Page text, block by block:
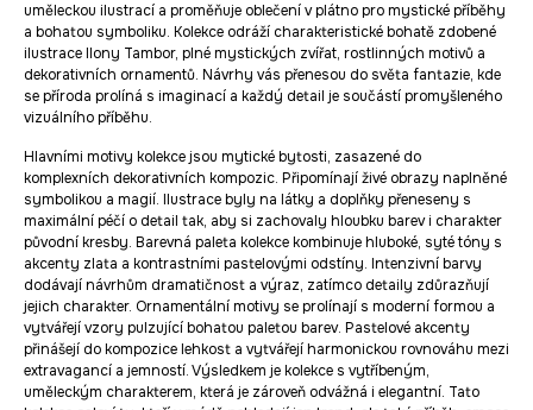
uměleckou ilustrací a proměňuje oblečení v plátno pro mystické příběhy
a bohatou symboliku. Kolekce odráží charakteristické bohatě zdobené
ilustrace Ilony Tambor, plné mystických zvířat, rostlinných motivů a
dekorativních ornamentů. Návrhy vás přenesou do světa fantazie, kde
se příroda prolíná s imaginací a každý detail je součástí promyšleného
vizuálního příběhu.
Hlavními motivy kolekce jsou mytické bytosti, zasazené do
komplexních dekorativních kompozic. Připomínají živé obrazy naplněné
symbolikou a magií. Ilustrace byly na látky a doplňky přeneseny s
maximální péčí o detail tak, aby si zachovaly hloubku barev i charakter
původní kresby. Barevná paleta kolekce kombinuje hluboké, syté tóny s
akcenty zlata a kontrastními pastelovými odstíny. Intenzivní barvy
dodávají návrhům dramatičnost a výraz, zatímco detaily zdůrazňují
jejich charakter. Ornamentální motivy se prolínají s moderní formou a
vytvářejí vzory pulzující bohatou paletou barev. Pastelové akcenty
přinášejí do kompozice lehkost a vytvářejí harmonickou rovnováhu mezi
extravagancí a jemností. Výsledkem je kolekce s vytříbeným,
uměleckým charakterem, která je zároveň odvážná i elegantní. Tato